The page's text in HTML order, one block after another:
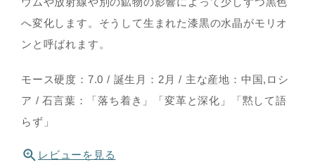
へ変化します。そうして生まれた漆黒の水晶がモリオ
ンと呼ばれます。
モース硬度：7.0 / 誕生月：2月 / 主な産地：中国,ロシ
ア / 石言葉：「落ち着き」「変革と深化」「黙して語
らず」
レビューを見る